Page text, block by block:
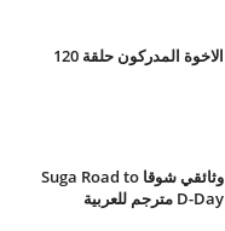
الاخوة المدركون حلقة 120
وثائقي شوقا Suga Road to
D-Day مترجم للعربية